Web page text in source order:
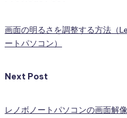
画面の明るさを調整する方法（
ートパソコン）
Next Post
レノボノートパソコンの画面解